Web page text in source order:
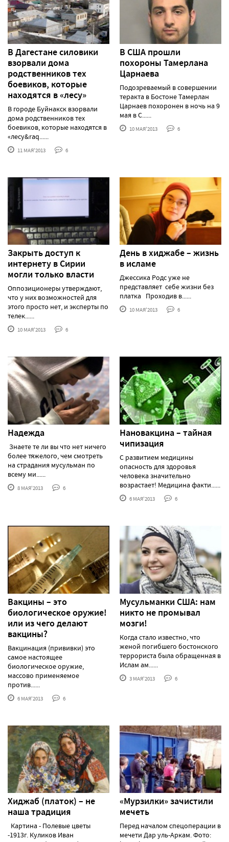
В Дагестане силовики
взорвали дома
родственников тех
боевиков, которые
находятся в «лесу»
В городе Буйнакск взорвали
дома родственников тех
боевиков, которые находятся в
«лесу&raq......
11 МАЯ'2013 6
В США прошли
похороны Тамерлана
Царнаева
Подозреваемый в совершении
теракта в Бостоне Тамерлан
Царнаев похоронен в ночь на 9
мая в С......
10 МАЯ'2013 6
Закрыть доступ к
интернету в Сирии
могли только власти
Оппозиционеры утверждают,
что у них возможностей для
этого просто нет, и эксперты по
телек......
10 МАЯ'2013 6
День в хиджабе – жизнь
в исламе
Джессика Родс уже не
представляет себе жизни без
платка Проходив в......
10 МАЯ'2013 6
Надежда
Знаете те ли вы что нет ничего
более тяжелого, чем смотреть
на страдания мусульман по
всему ми......
8 МАЯ'2013 6
Нановакцина – тайная
чипизация
С развитием медицины
опасность для здоровья
человека значительно
возрастает! Медицина факти......
6 МАЯ'2013 6
Вакцины – это
биологическое оружие!
или из чего делают
вакцины?
Вакцинация (прививки) это
самое настоящее
биологическое оружие,
массово применяемое
против......
6 МАЯ'2013 6
Мусульманки США: нам
никто не промывал
мозги!
Когда стало известно, что
женой погибшего бостонского
террориста была обращенная в
Ислам ам......
3 МАЯ'2013 6
Хиджаб (платок) – не
наша традиция
Картина - Полевые цветы
-1913г. Куликов Иван
«Мурзилки» зачистили
мечеть
Перед началом спецоперации в
мечети Дар уль-Аркам. Фото: